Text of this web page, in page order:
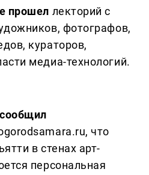
прошел лекторий с
фотографов,
кураторов,
медиа-технологий.
что
в стенах арт-
персональная